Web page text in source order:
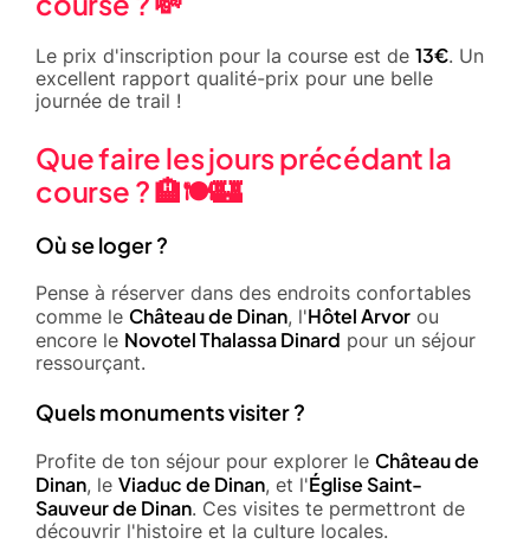
Le prix d'inscription pour la course est de 13€. Un
excellent rapport qualité-prix pour une belle
journée de trail !
Que faire les jours précédant la
course ? 🏨🍽️🏰
Où se loger ?
Pense à réserver dans des endroits confortables
comme le Château de Dinan, l'Hôtel Arvor ou
encore le Novotel Thalassa Dinard pour un séjour
ressourçant.
Quels monuments visiter ?
Profite de ton séjour pour explorer le Château de
Dinan, le Viaduc de Dinan, et l'Église Saint-
Sauveur de Dinan. Ces visites te permettront de
découvrir l'histoire et la culture locales.